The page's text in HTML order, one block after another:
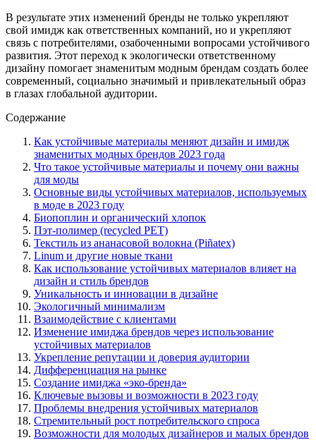
В результате этих изменений бренды не только укрепляют
свой имидж как ответственных компаний, но и укрепляют
связь с потребителями, озабоченными вопросами устойчивого
развития. Этот переход к экологически ответственному
дизайну помогает знаменитым модным брендам создать более
современный, социально значимый и привлекательный образ
в глазах глобальной аудитории.
Содержание
Как устойчивые материалы меняют дизайн и имидж
знаменитых модных брендов 2023 года
Что такое устойчивые материалы и почему они важны
для моды
Основные виды устойчивых материалов, используемых
в моде в 2023 году
Биопоплин и органический хлопок
Пэт-полимер (recycled PET)
Текстиль из ананасовой волокна (Piñatex)
Linum и другие новые ткани
Как использование устойчивых материалов влияет на
дизайн и стиль брендов
Уникальность и инновации в дизайне
Экологичный минимализм
Взаимодействие с клиентами
Изменение имиджа брендов через использование
устойчивых материалов
Укрепление репутации и доверия аудитории
Дифференциация на рынке
Создание имиджа «эко-бренда»
Ключевые вызовы и возможности в 2023 году
Проблемы внедрения устойчивых материалов
Стремительный рост потребительского спроса
Возможности для молодых дизайнеров и малых брендов